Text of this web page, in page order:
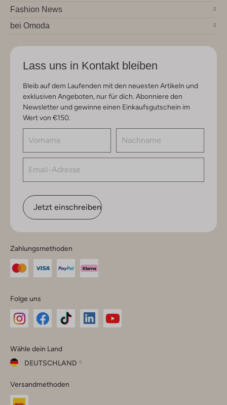
Fashion News
bei Omoda
Lass uns in Kontakt bleiben
Bleib auf dem Laufenden mit den neuesten Artikeln und
exklusiven Angeboten, nur für dich. Abonniere den
Newsletter und gewinne einen Einkaufsgutschein im
Wert von €150.
Jetzt einschreiben
Zahlungsmethoden
Folge uns
Instagram
Facebook
TikTok
Wähle dein Land
DEUTSCHLAND
dein
Land
Versandmethoden